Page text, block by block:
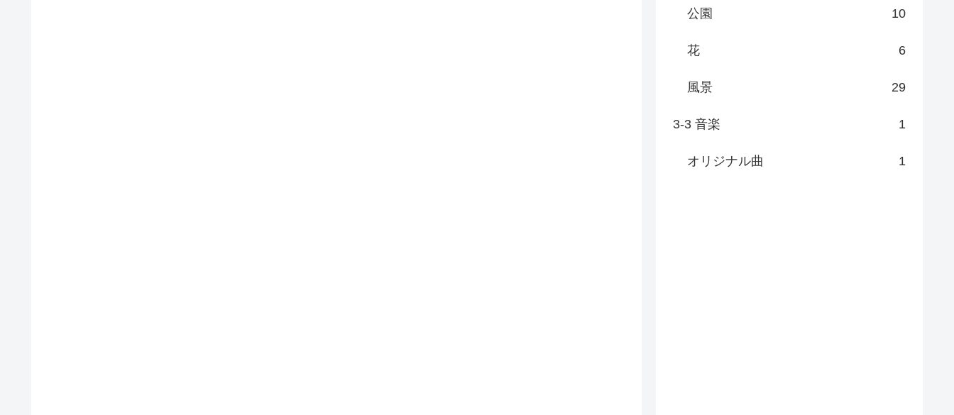
公園 10
花 6
風景 29
3-3 音楽 1
オリジナル曲 1